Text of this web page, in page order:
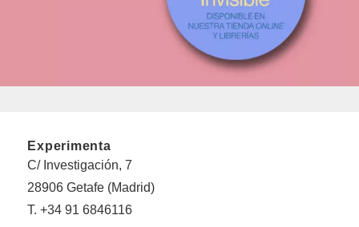
Experimenta
C/ Investigación, 7
28906 Getafe (Madrid)
T. +34 91 6846116